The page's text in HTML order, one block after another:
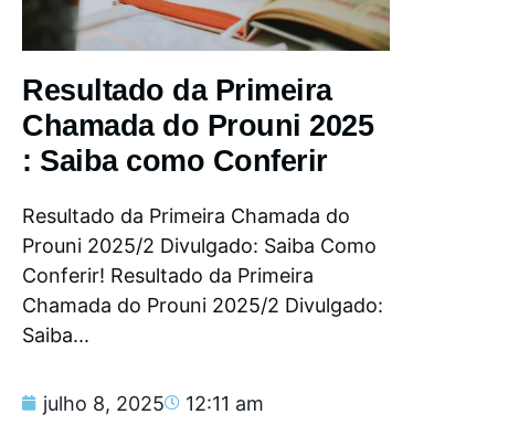
Resultado da Primeira
Chamada do Prouni 2025
: Saiba como Conferir
Resultado da Primeira Chamada do
Prouni 2025/2 Divulgado: Saiba Como
Conferir! Resultado da Primeira
Chamada do Prouni 2025/2 Divulgado:
Saiba...
julho 8, 2025 12:11 am